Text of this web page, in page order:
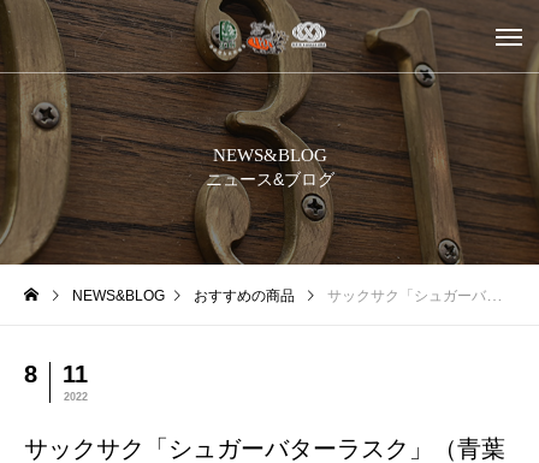
NEWS&BLOG
ニュース&ブログ
NEWS&BLOG おすすめの商品 サックサク「シュガーバターラスク」（青葉台店）
8 11
2022
サックサク「シュガーバターラスク」（青葉